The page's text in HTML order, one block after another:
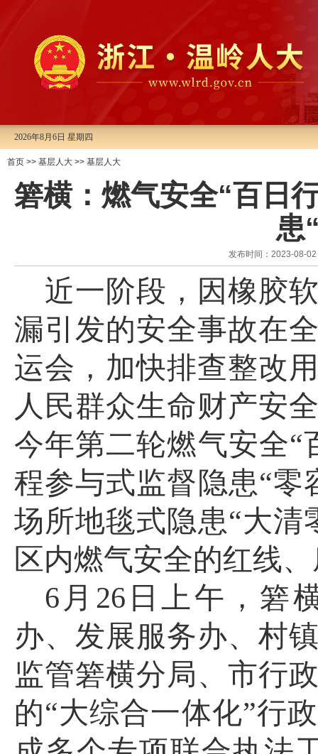
2026年8月6日 星期四
首页 >> 基层人大 >> 基层人大
箬横：燃气安全“百日
患
发布时间：2023-08-
近一阶段，因橡胶
漏引发的安全事故在
运会，加快排查整改
人民群众生命财产安
今年第二轮燃气安全“
程参与式监督隐患“零
场所地毯式隐患“大清
区内燃气安全的红线
6月26日上午，箬
办、发展服务办、村
监管箬横分局、市行
的“大综合一体化”行